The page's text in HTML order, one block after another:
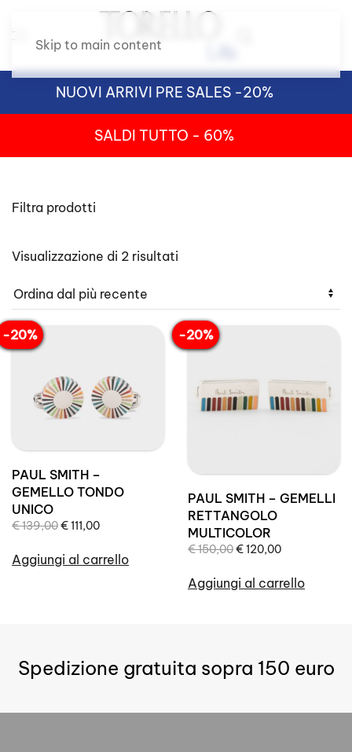
Skip to main content
NUOVI ARRIVI PRE SALES -20%
SALDI TUTTO - 60%
Visualizzazione di 2 risultati
più
recente
PAUL SMITH –
GEMELLO TONDO
UNICO
€139,00Il
originale
€111,00Il
attuale
-20%
Aggiungi al carrello
PAUL SMITH – GEMELLI
RETTANGOLO
MULTICOLOR
€150,00Il
originale
€120,00Il
attuale
-20%
Aggiungi al carrello
Filtra prodotti
Spedizione gratuita sopra 150 euro